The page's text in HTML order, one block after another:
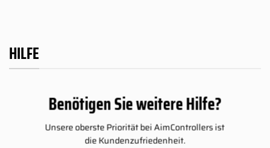
HILFE
Benötigen Sie weitere Hilfe?
Unsere oberste Priorität bei AimControllers ist
die Kundenzufriedenheit.